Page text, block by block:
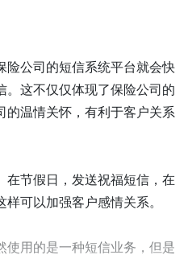
险公司的短信系统平台就会快
。这不仅仅体现了保险公司的
的温情关怀，有利于客户关系
在节假日，发送祝福短信，在
可以加强客户感情关系。
使用的是一种短信业务，但是